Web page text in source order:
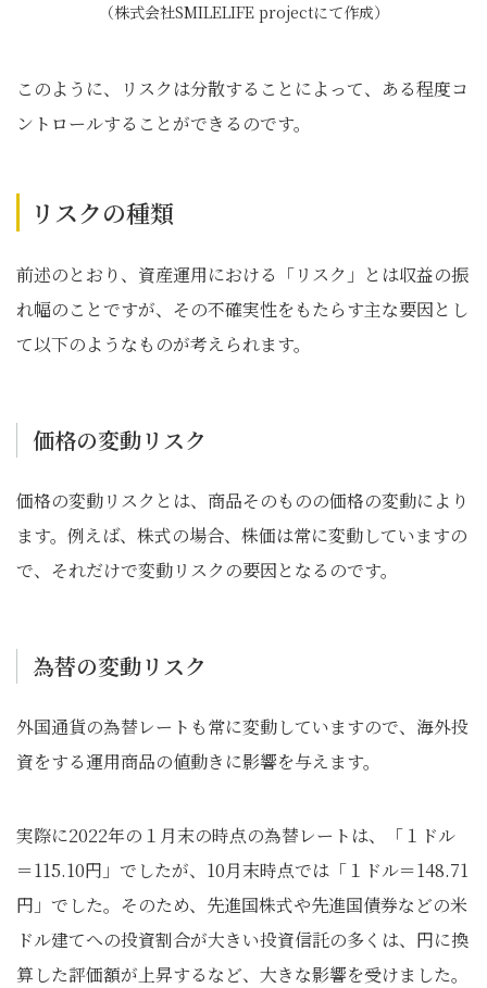
（株式会社SMILELIFE projectにて作成）
このように、リスクは分散することによって、ある程度コ
ントロールすることができるのです。
リスクの種類
前述のとおり、資産運用における「リスク」とは収益の振
れ幅のことですが、その不確実性をもたらす主な要因とし
て以下のようなものが考えられます。
価格の変動リスク
価格の変動リスクとは、商品そのものの価格の変動により
ます。例えば、株式の場合、株価は常に変動していますの
で、それだけで変動リスクの要因となるのです。
為替の変動リスク
外国通貨の為替レートも常に変動していますので、海外投
資をする運用商品の値動きに影響を与えます。
実際に2022年の１月末の時点の為替レートは、「１ドル
＝115.10円」でしたが、10月末時点では「１ドル＝148.71
円」でした。そのため、先進国株式や先進国債券などの米
ドル建てへの投資割合が大きい投資信託の多くは、円に換
算した評価額が上昇するなど、大きな影響を受けました。